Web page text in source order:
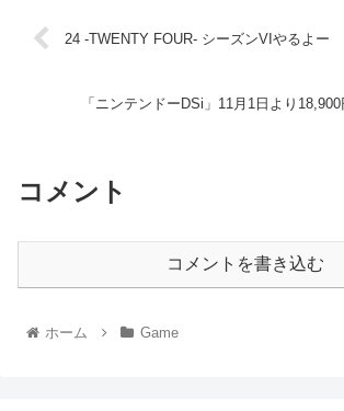
24 -TWENTY FOUR- シーズンVIやるよー
「ニンテンドーDSi」11月1日より
コメント
コメントを書き込む
ホーム Game